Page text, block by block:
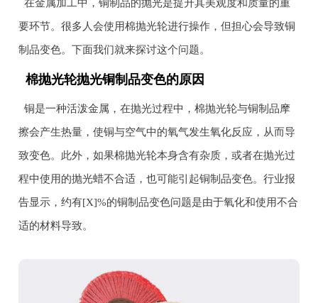
在金属加工中，铜制品的抛光是提升其美观度和质量的重
要环节。很多人会使用棉抛光轮进行操作，但担心会导致铜
制品变色。下面我们就来探讨这个问题。
棉抛光轮抛光铜制品变色的原因
铜是一种活泼金属，在抛光过程中，棉抛光轮与铜制品摩
擦会产生热量，使铜与空气中的氧气发生氧化反应，从而导
致变色。此外，如果棉抛光轮本身含有杂质，或者在抛光过
程中使用的抛光蜡不合适，也可能引起铜制品变色。行业报
告显示，约有[X]%的铜制品变色问题是由于氧化和使用不合
适的材料导致。